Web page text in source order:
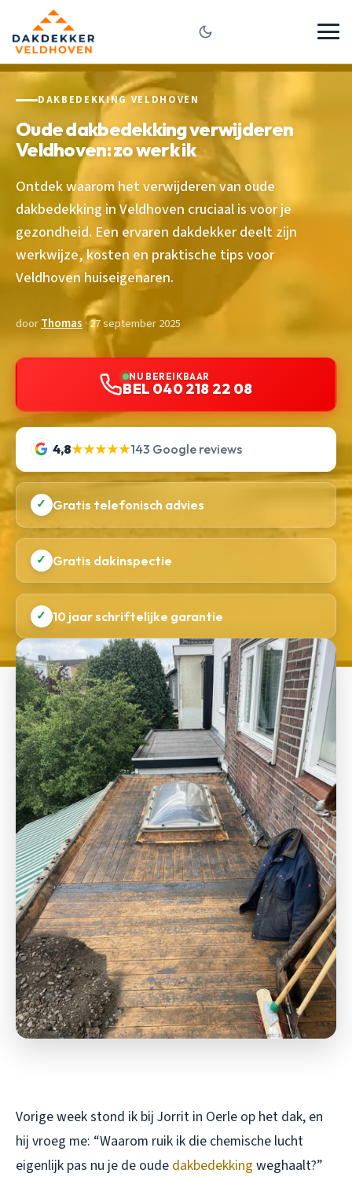
DAKBEDEKKING VELDHOVEN
Oude dakbedekking verwijderen
Veldhoven: zo werk ik
Ontdek waarom het verwijderen van oude
dakbedekking in Veldhoven cruciaal is voor je
gezondheid. Een ervaren dakdekker deelt zijn
werkwijze, kosten en praktische tips voor
Veldhoven huiseigenaren.
doorThomas · 27 september 2025
NU BEREIKBAAR
BEL 040 218 22 08
4,8★★★★★143 Google reviews
✓ Gratis telefonisch advies
✓ Gratis dakinspectie
✓ 10 jaar schriftelijke garantie
Vorige week stond ik bij Jorrit in Oerle op het dak, en
hij vroeg me: “Waarom ruik ik die chemische lucht
eigenlijk pas nu je de oude dakbedekking weghaalt?”